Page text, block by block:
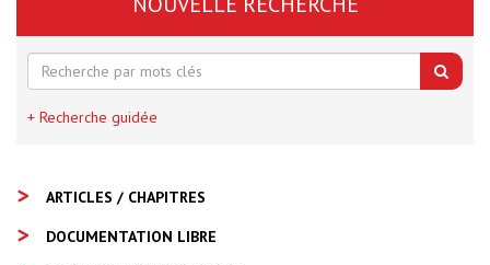
+ Recherche guidée
ARTICLES / CHAPITRES
DOCUMENTATION LIBRE